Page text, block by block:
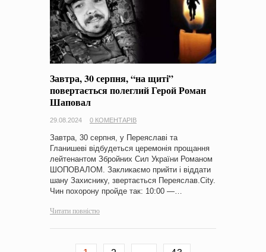
Завтра, 30 серпня, “на щиті”
повертається полеглий Герой Роман
Шаповал
29.08.2024 0 КОМЕНТАРІВ
Завтра, 30 серпня, у Переяславі та
Гланишеві відбудеться церемонія прощання
лейтенантом Збройних Сил України Романом
ШОПОВАЛОМ. Закликаємо прийти і віддати
шану Захиснику, звертається Переяслав.City.
Чин похорону пройде так: 10:00 —…
Читати повністю